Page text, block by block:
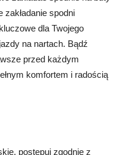
zakładanie spodni
dla Twojego
na nartach. Bądź
przed każdym
komfortem i radością
postępuj zgodnie z